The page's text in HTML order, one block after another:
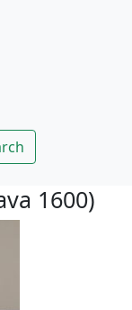
Rechercher
1600)